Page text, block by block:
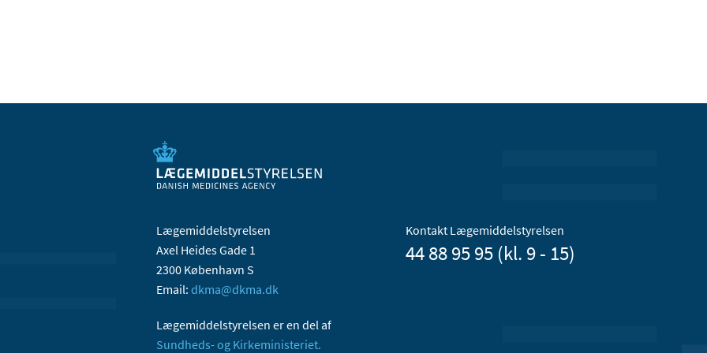
Lægemiddelstyrelsen
Axel Heides Gade 1
2300 København S
Email: dkma@dkma.dk
Lægemiddelstyrelsen er en del af
Sundheds- og Kirkeministeriet.
Kontakt Lægemiddelstyrelsen
44 88 95 95 (kl. 9 - 15)